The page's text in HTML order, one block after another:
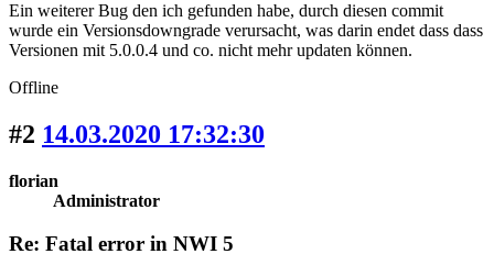
Ein weiterer Bug den ich gefunden habe, durch diesen commit
wurde ein Versionsdowngrade verursacht, was darin endet dass dass
Versionen mit 5.0.0.4 und co. nicht mehr updaten können.
Offline
#2 14.03.2020 17:32:30
florian
Administrator
Re: Fatal error in NWI 5